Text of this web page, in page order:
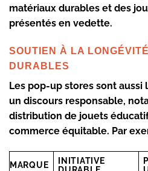
matériaux durables et des
présentés en vedette.
SOUTIEN À LA
DURABLES
Les pop-up stores sont
un discours responsable,
distribution de jouets
commerce équitable. Par
MARQUE
INITIATIVE